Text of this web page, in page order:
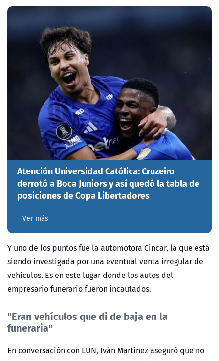
Atención Universidad Católica: Cruzeiro
derrotó a Boca Juniors y así quedó la tabla de
posiciones de Copa Libertadores
Ver más
Y uno de los puntos fue la automotora Cincar, la que está
siendo investigada por una eventual venta irregular de
vehículos. Es en este lugar donde los autos del
empresario funerario fueron incautados.
"Eran vehículos que di de baja en la
funeraria"
En conversación con LUN, Iván Martínez aseguró que no